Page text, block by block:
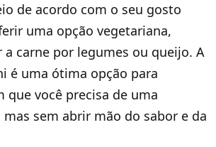
de acordo com o seu gosto
uma opção vegetariana,
carne por legumes ou queijo. A
é uma ótima opção para
que você precisa de uma
sem abrir mão do sabor e da